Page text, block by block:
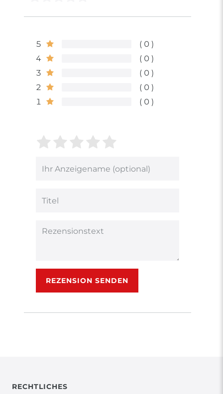
5
0
4
0
3
0
2
0
1
0
Bewertungssterne
von
4
von
3
2
von
1
von
Bewertungssternen
Anzeigename
Rezensionstext
REZENSION SENDEN
RECHTLICHES